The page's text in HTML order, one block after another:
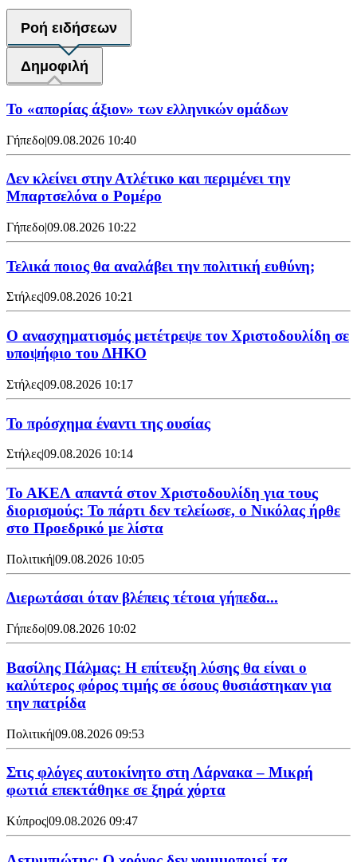
Ροή ειδήσεων
Δημοφιλή
Το «απορίας άξιον» των ελληνικών ομάδων
Γήπεδο|09.08.2026 10:40
Δεν κλείνει στην Ατλέτικο και περιμένει την
Μπαρτσελόνα ο Ρομέρο
Γήπεδο|09.08.2026 10:22
Τελικά ποιος θα αναλάβει την πολιτική ευθύνη;
Στήλες|09.08.2026 10:21
Ο ανασχηματισμός μετέτρεψε τον Χριστοδουλίδη σε
υποψήφιο του ΔΗΚΟ
Στήλες|09.08.2026 10:17
Το πρόσχημα έναντι της ουσίας
Στήλες|09.08.2026 10:14
Το ΑΚΕΛ απαντά στον Χριστοδουλίδη για τους
διορισμούς: Το πάρτι δεν τελείωσε, ο Νικόλας ήρθε
στο Προεδρικό με λίστα
Πολιτική|09.08.2026 10:05
Διερωτάσαι όταν βλέπεις τέτοια γήπεδα...
Γήπεδο|09.08.2026 10:02
Βασίλης Πάλμας: Η επίτευξη λύσης θα είναι ο
καλύτερος φόρος τιμής σε όσους θυσιάστηκαν για
την πατρίδα
Πολιτική|09.08.2026 09:53
Στις φλόγες αυτοκίνητο στη Λάρνακα – Μικρή
φωτιά επεκτάθηκε σε ξηρά χόρτα
Κύπρος|09.08.2026 09:47